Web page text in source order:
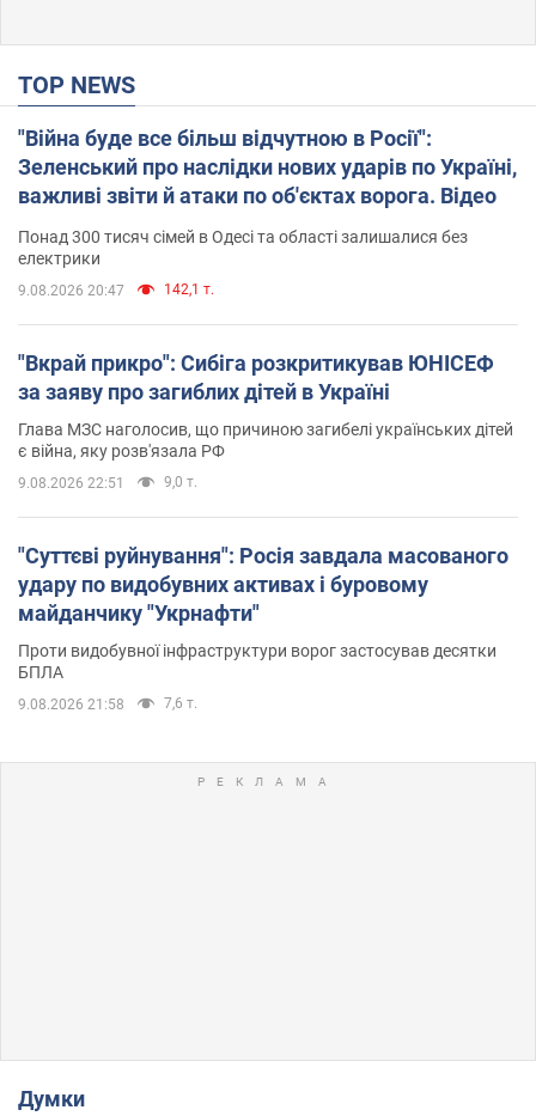
TOP NEWS
"Війна буде все більш відчутною в Росії":
Зеленський про наслідки нових ударів по Україні,
важливі звіти й атаки по об'єктах ворога. Відео
Понад 300 тисяч сімей в Одесі та області залишалися без
електрики
9.08.2026 20:47 142,1 т.
"Вкрай прикро": Сибіга розкритикував ЮНІСЕФ
за заяву про загиблих дітей в Україні
Глава МЗС наголосив, що причиною загибелі українських дітей
є війна, яку розв'язала РФ
9.08.2026 22:51 9,0 т.
"Суттєві руйнування": Росія завдала масованого
удару по видобувних активах і буровому
майданчику "Укрнафти"
Проти видобувної інфраструктури ворог застосував десятки
БПЛА
9.08.2026 21:58 7,6 т.
Думки